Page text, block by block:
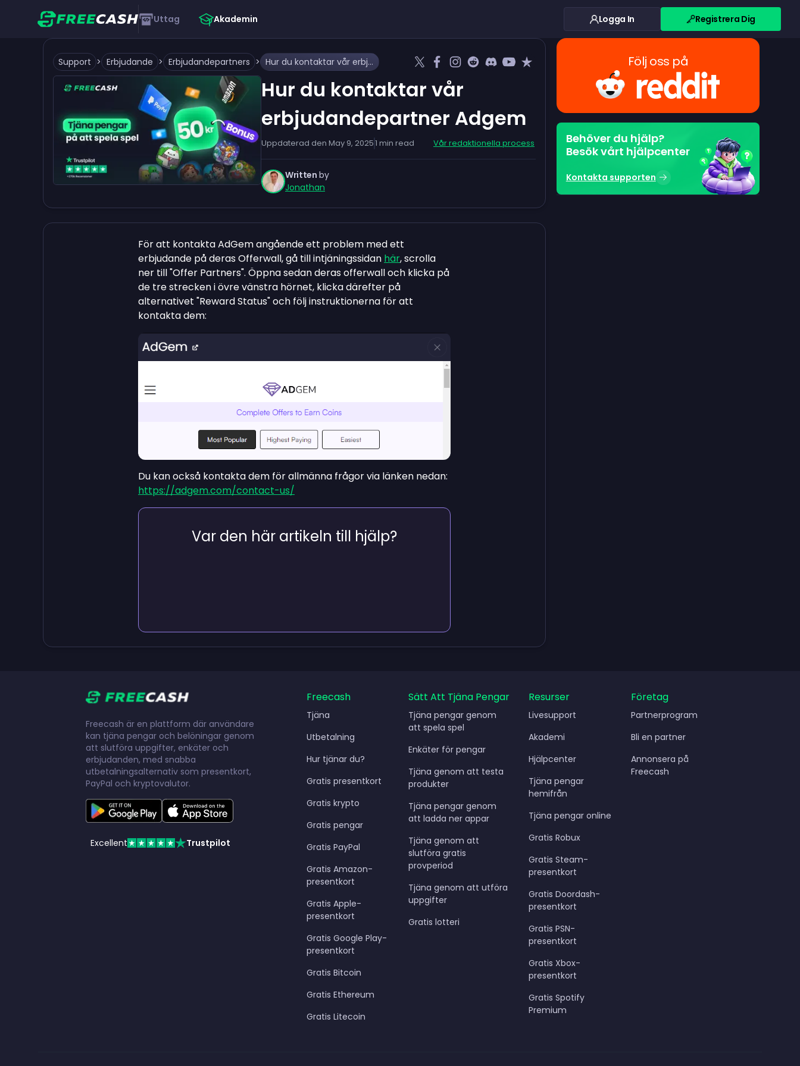
Uttag Akademin Logga In Registrera Dig
Support > Erbjudande > Erbjudandepartners > Hur du kontaktar vår erbjudandepartner Adgem
Hur du kontaktar vår
erbjudandepartner Adgem
Uppdaterad den May 9, 20251 min read Vår redaktionella process
Written by
Jonathan
För att kontakta AdGem angående ett problem med ett
erbjudande på deras Offerwall, gå till intjäningssidan här, scrolla
ner till "Offer Partners". Öppna sedan deras offerwall och klicka på
de tre strecken i övre vänstra hörnet, klicka därefter på
alternativet "Reward Status" och följ instruktionerna för att
kontakta dem:
Du kan också kontakta dem för allmänna frågor via länken nedan:
https://adgem.com/contact-us/
Var den här artikeln till hjälp?
Följ oss på
Behöver du hjälp?
Besök vårt hjälpcenter
Kontakta supporten
Freecash är en plattform där användare
kan tjäna pengar och belöningar genom
att slutföra uppgifter, enkäter och
erbjudanden, med snabba
utbetalningsalternativ som presentkort,
PayPal och kryptovalutor.
Excellent Trustpilot
Freecash
Tjäna
Utbetalning
Hur tjänar du?
Gratis presentkort
Gratis krypto
Gratis pengar
Gratis PayPal
Gratis Amazon-
presentkort
Gratis Apple-
presentkort
Gratis Google Play-
presentkort
Gratis Bitcoin
Gratis Ethereum
Gratis Litecoin
Sätt Att Tjäna Pengar
Tjäna pengar genom
att spela spel
Enkäter för pengar
Tjäna genom att testa
produkter
Tjäna pengar genom
att ladda ner appar
Tjäna genom att
slutföra gratis
provperiod
Tjäna genom att utföra
uppgifter
Gratis lotteri
Resurser
Livesupport
Akademi
Hjälpcenter
Tjäna pengar
hemifrån
Tjäna pengar online
Gratis Robux
Gratis Steam-
presentkort
Gratis Doordash-
presentkort
Gratis PSN-
presentkort
Gratis Xbox-
presentkort
Gratis Spotify
Premium
Företag
Partnerprogram
Bli en partner
Annonsera på
Freecash